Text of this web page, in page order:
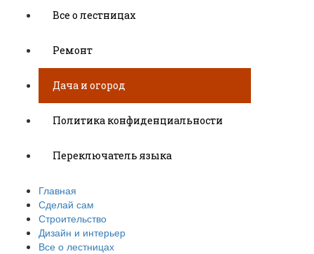
Все о лестницах
Ремонт
Дача и огород
Политика конфиденциальности
Переключатель языка
Главная
Сделай сам
Строительство
Дизайн и интерьер
Все о лестницах